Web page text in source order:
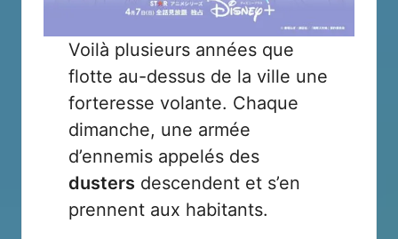
Voilà plusieurs années que
flotte au-dessus de la ville une
forteresse volante. Chaque
dimanche, une armée
d’ennemis appelés des
dusters descendent et s’en
prennent aux habitants.